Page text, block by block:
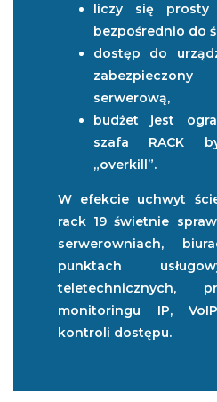
liczy się
bezpośrednio do
dostęp do
zabezpieczony
serwerową,
budżet jest
szafa RACK
„overkill”.
W efekcie uchwyt
rack 19 świetnie
serwerowniach,
punktach
teletechnicznych,
monitoringu IP,
kontroli dostępu.